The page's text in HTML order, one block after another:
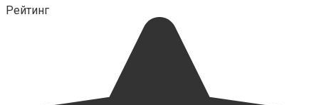
Рейтинг